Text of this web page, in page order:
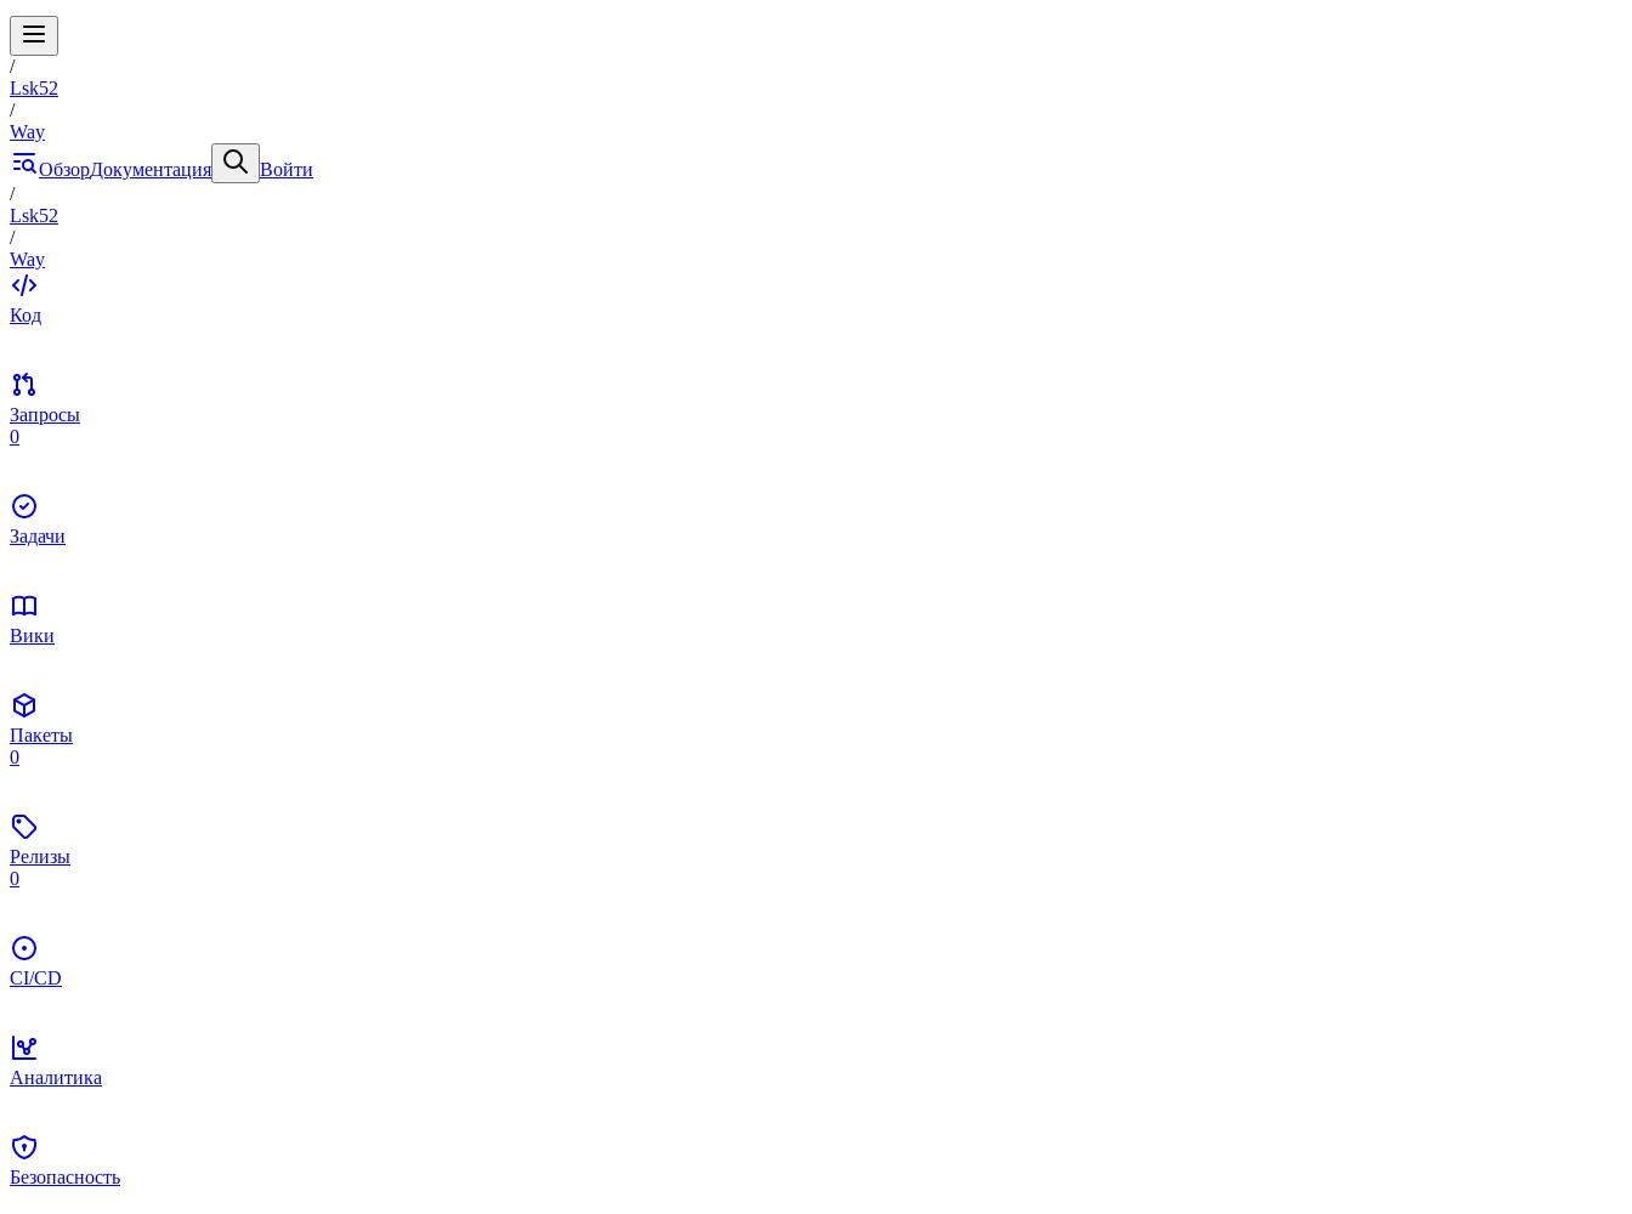
/
Lsk52
/
Way
ОбзорДокументация
Войти
/
Lsk52
/
Way
Код
Запросы
0
Задачи
Вики
Пакеты
0
Релизы
0
CI/CD
Аналитика
Безопасность